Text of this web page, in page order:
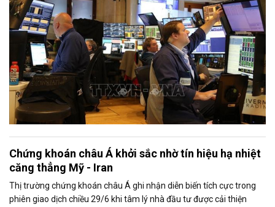
Chứng khoán châu Á khởi sắc nhờ tín hiệu hạ nhiệt
căng thẳng Mỹ - Iran
Thị trường chứng khoán châu Á ghi nhận diễn biến tích cực trong
phiên giao dịch chiều 29/6 khi tâm lý nhà đầu tư được cải thiện